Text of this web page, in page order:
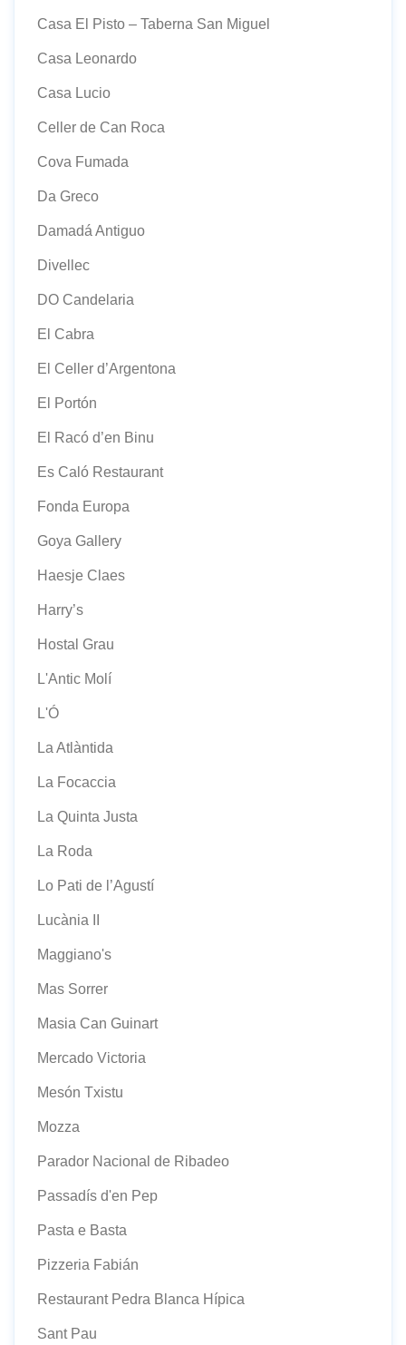
Casa El Pisto – Taberna San Miguel
Casa Leonardo
Casa Lucio
Celler de Can Roca
Cova Fumada
Da Greco
Damadá Antiguo
Divellec
DO Candelaria
El Cabra
El Celler d’Argentona
El Portón
El Racó d’en Binu
Es Caló Restaurant
Fonda Europa
Goya Gallery
Haesje Claes
Harry’s
Hostal Grau
L'Antic Molí
L'Ó
La Atlàntida
La Focaccia
La Quinta Justa
La Roda
Lo Pati de l’Agustí
Lucània II
Maggiano's
Mas Sorrer
Masia Can Guinart
Mercado Victoria
Mesón Txistu
Mozza
Parador Nacional de Ribadeo
Passadís d'en Pep
Pasta e Basta
Pizzeria Fabián
Restaurant Pedra Blanca Hípica
Sant Pau